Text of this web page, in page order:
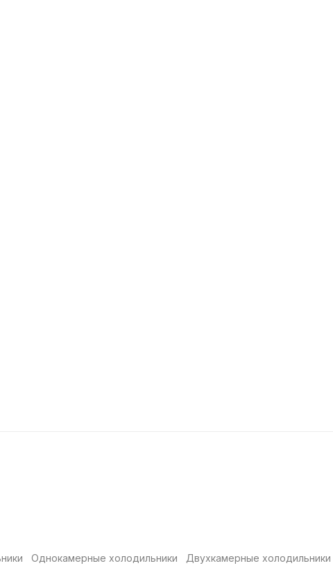
Однокамерные холодильники Двухкамерные холодильники